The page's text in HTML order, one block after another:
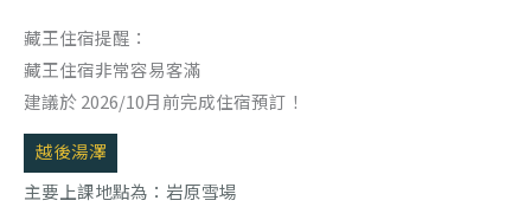
藏王住宿提醒：
藏王住宿非常容易客滿
建議於 2026/10月前完成住宿預訂！
越後湯澤
主要上課地點為：岩原雪場